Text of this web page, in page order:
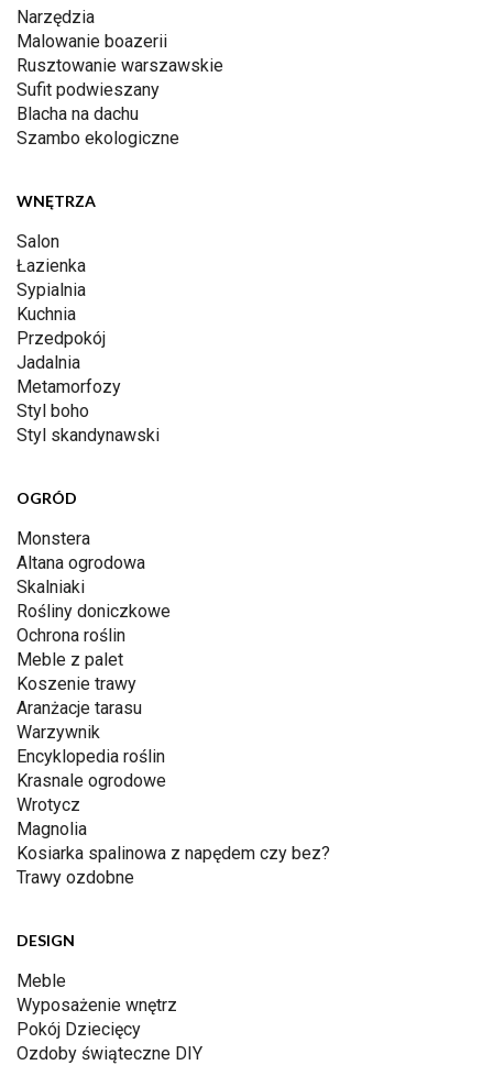
Narzędzia
Malowanie boazerii
Rusztowanie warszawskie
Sufit podwieszany
Blacha na dachu
Szambo ekologiczne
WNĘTRZA
Salon
Łazienka
Sypialnia
Kuchnia
Przedpokój
Jadalnia
Metamorfozy
Styl boho
Styl skandynawski
OGRÓD
Monstera
Altana ogrodowa
Skalniaki
Rośliny doniczkowe
Ochrona roślin
Meble z palet
Koszenie trawy
Aranżacje tarasu
Warzywnik
Encyklopedia roślin
Krasnale ogrodowe
Wrotycz
Magnolia
Kosiarka spalinowa z napędem czy bez?
Trawy ozdobne
DESIGN
Meble
Wyposażenie wnętrz
Pokój Dziecięcy
Ozdoby świąteczne DIY